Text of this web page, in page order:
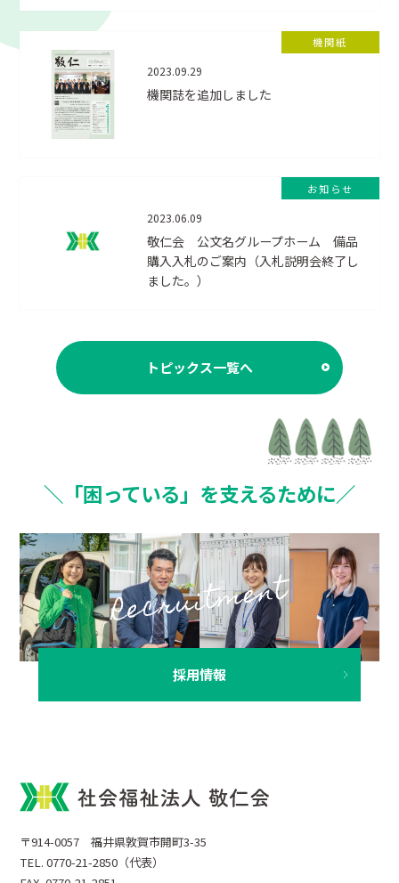
機関紙
2023.09.29
機関誌を追加しました
お知らせ
2023.06.09
敬仁会 公文名グループホーム 備品
購入入札のご案内（入札説明会終了し
ました。）
トピックス一覧へ
＼「困っている」を支えるために／
採用情報
〒914-0057 福井県敦賀市開町3-35
TEL. 0770-21-2850（代表）